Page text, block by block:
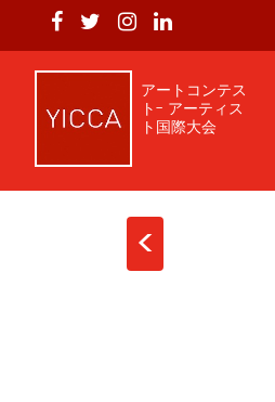
アートコンテス
ト- アーティス
ト国際大会
<